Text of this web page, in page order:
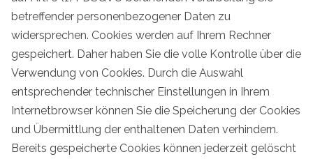
betreffender personenbezogener Daten zu
widersprechen. Cookies werden auf Ihrem Rechner
gespeichert. Daher haben Sie die volle Kontrolle über die
Verwendung von Cookies. Durch die Auswahl
entsprechender technischer Einstellungen in Ihrem
Internetbrowser können Sie die Speicherung der Cookies
und Übermittlung der enthaltenen Daten verhindern.
Bereits gespeicherte Cookies können jederzeit gelöscht